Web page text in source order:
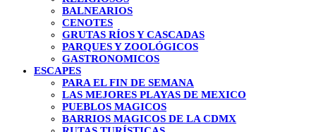
BALNEARIOS
CENOTES
GRUTAS RÍOS Y CASCADAS
PARQUES Y ZOOLÓGICOS
GASTRONOMICOS
ESCAPES
PARA EL FIN DE SEMANA
LAS MEJORES PLAYAS DE MEXICO
PUEBLOS MAGICOS
BARRIOS MAGICOS DE LA CDMX